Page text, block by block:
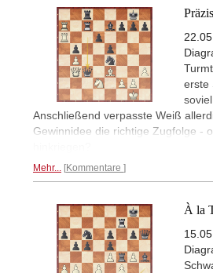
erste
Anschließend verpasste Weiß
Gewinnidee die richtige Zugfolge -
Mehr... Kommentare
À la